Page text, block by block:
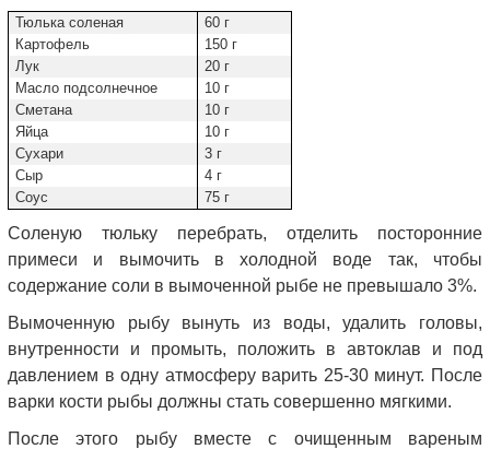
Тюлька соленая
60 г
Картофель
150 г
Лук
20 г
Масло подсолнечное
10 г
Сметана
10 г
Яйца
10 г
Сухари
3 г
Сыр
4 г
Соус
75 г
Соленую тюльку перебрать, отделить посторонние
примеси и вымочить в холодной воде так, чтобы
содержание соли в вымоченной рыбе не превышало 3%.
Вымоченную рыбу вынуть из воды, удалить головы,
внутренности и промыть, положить в автоклав и под
давлением в одну атмосферу варить 25-30 минут. После
варки кости рыбы должны стать совершенно мягкими.
После этого рыбу вместе с очищенным вареным